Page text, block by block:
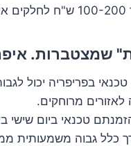
טכנאי בפריפריה יכול
מרוחקים.
טכנאי ביום שישי
כלל גבוה משמעותית